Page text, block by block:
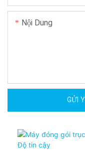
Nội Dung
GỬI